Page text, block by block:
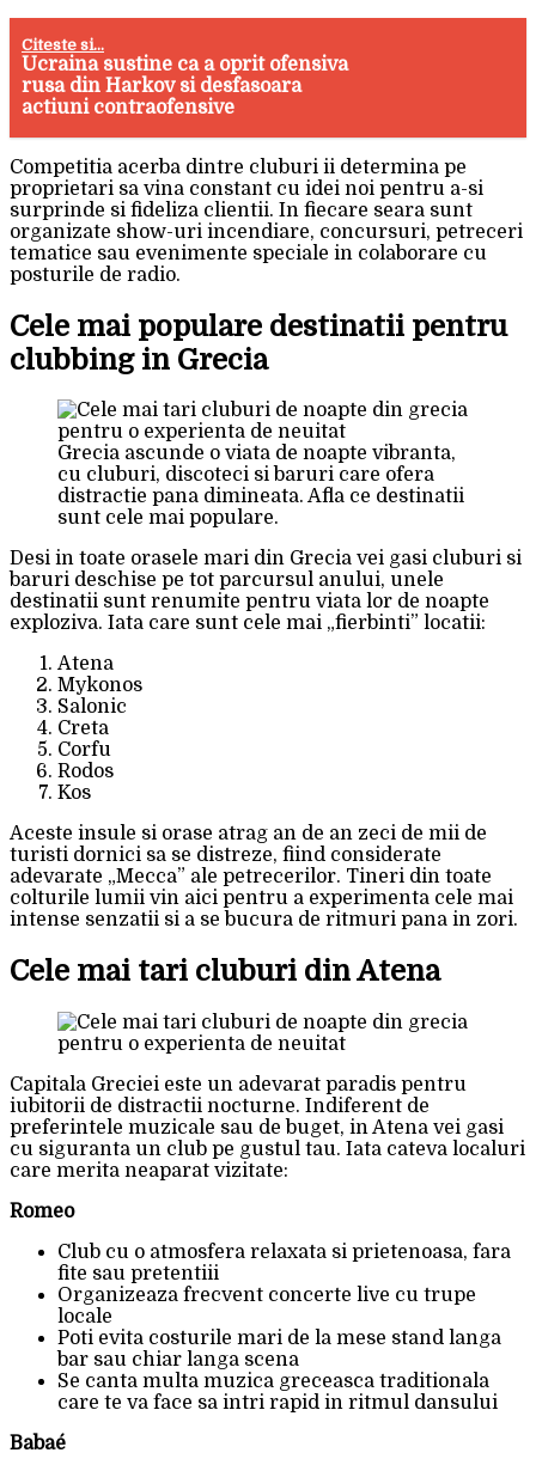
Citeste si...
Ucraina sustine ca a oprit ofensiva
rusa din Harkov si desfasoara
actiuni contraofensive
Competitia acerba dintre cluburi ii determina pe
proprietari sa vina constant cu idei noi pentru a-si
surprinde si fideliza clientii. In fiecare seara sunt
organizate show-uri incendiare, concursuri, petreceri
tematice sau evenimente speciale in colaborare cu
posturile de radio.
Cele mai populare destinatii pentru
clubbing in Grecia
Grecia ascunde o viata de noapte vibranta,
cu cluburi, discoteci si baruri care ofera
distractie pana dimineata. Afla ce destinatii
sunt cele mai populare.
Desi in toate orasele mari din Grecia vei gasi cluburi si
baruri deschise pe tot parcursul anului, unele
destinatii sunt renumite pentru viata lor de noapte
exploziva. Iata care sunt cele mai „fierbinti” locatii:
Atena
Mykonos
Salonic
Creta
Corfu
Rodos
Kos
Aceste insule si orase atrag an de an zeci de mii de
turisti dornici sa se distreze, fiind considerate
adevarate „Mecca” ale petrecerilor. Tineri din toate
colturile lumii vin aici pentru a experimenta cele mai
intense senzatii si a se bucura de ritmuri pana in zori.
Cele mai tari cluburi din Atena
Capitala Greciei este un adevarat paradis pentru
iubitorii de distractii nocturne. Indiferent de
preferintele muzicale sau de buget, in Atena vei gasi
cu siguranta un club pe gustul tau. Iata cateva localuri
care merita neaparat vizitate:
Romeo
Club cu o atmosfera relaxata si prietenoasa, fara
fite sau pretentiii
Organizeaza frecvent concerte live cu trupe
locale
Poti evita costurile mari de la mese stand langa
bar sau chiar langa scena
Se canta multa muzica greceasca traditionala
care te va face sa intri rapid in ritmul dansului
Babaé